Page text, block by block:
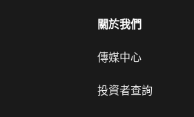
關於我們
傳媒中心
投資者查詢